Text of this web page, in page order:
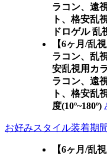
ラコン、遠
ト、格安乱
ドロゲル 乱
【6ヶ月/乱
ラコン、乱
安乱視用カ
ラコン、遠
ト、格安乱
度(10º~180º)
お好みスタイル装着期間
【6ヶ月/乱